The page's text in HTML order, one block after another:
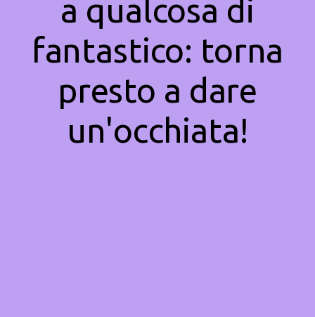
a qualcosa di
fantastico: torna
presto a dare
un'occhiata!